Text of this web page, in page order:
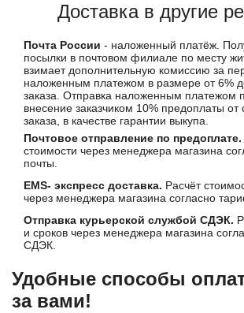
Доставка в другие
Почта России - наложенный платёж.
посылки в почтовом филиале по месту
взимает дополнительную комиссию за
наложенным платежом в размере от 6%
заказа. Отправка наложенным платежом
внесение заказчиком 10% предоплаты от
заказа, в качестве гарантии выкупа.
Почтовое отправление по предоплате.
стоимости через менеджера магазина
почты.
EMS- экспресс доставка. Расчёт
через менеджера магазина согласно
Отправка курьерской службой СДЭК.
и сроков через менеджера магазина
СДЭК.
Удобные способы
за вами!